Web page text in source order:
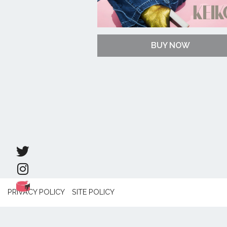
BUY NOW
PRIVACY POLICY SITE POLICY